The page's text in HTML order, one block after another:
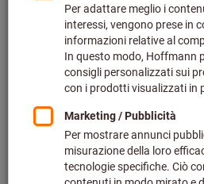
Nel carrello
Disponibile a magazzino